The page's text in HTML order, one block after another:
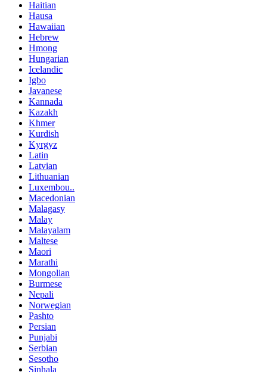
Haitian
Hausa
Hawaiian
Hebrew
Hmong
Hungarian
Icelandic
Igbo
Javanese
Kannada
Kazakh
Khmer
Kurdish
Kyrgyz
Latin
Latvian
Lithuanian
Luxembou..
Macedonian
Malagasy
Malay
Malayalam
Maltese
Maori
Marathi
Mongolian
Burmese
Nepali
Norwegian
Pashto
Persian
Punjabi
Serbian
Sesotho
Sinhala